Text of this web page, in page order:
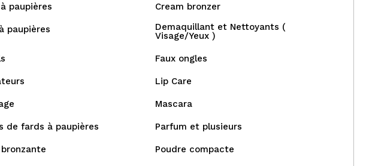
paupières Cream bronzer
paupières
Demaquillant et Nettoyants (
Visage/Yeux )
Faux ongles
Lip Care
Mascara
de fards à paupières Parfum et plusieurs
Poudre compacte